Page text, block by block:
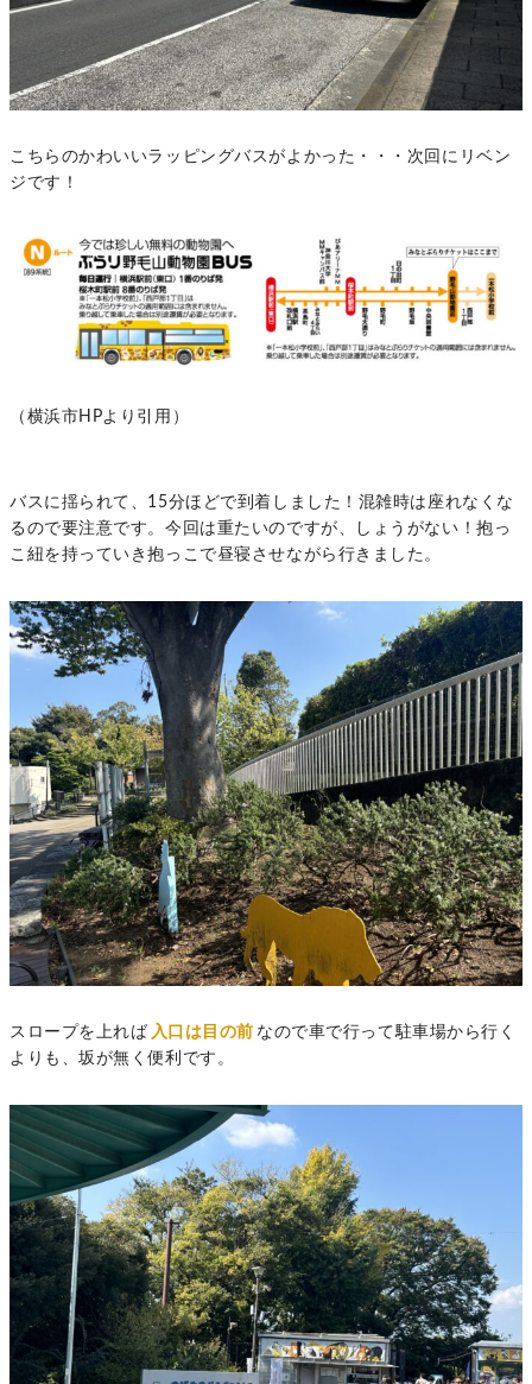
こちらのかわいいラッピングバスがよかった・・・次回にリベン
ジです！
（横浜市HPより引用）
バスに揺られて、15分ほどで到着しました！混雑時は座れなくな
るので要注意です。今回は重たいのですが、しょうがない！抱っ
こ紐を持っていき抱っこで昼寝させながら行きました。
スロープを上れば 入口は目の前 なので車で行って駐車場から行く
よりも、坂が無く便利です。